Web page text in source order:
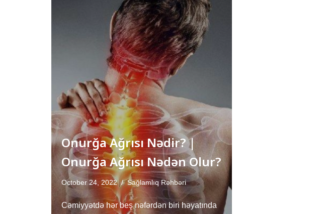
Onurğa Ağrısı Nədir? |
Onurğa Ağrısı Nədən Olur?
October 24, 2022 Sağlamlıq Rəhbəri
Cəmiyyətdə hər beş nəfərdən biri həyatında